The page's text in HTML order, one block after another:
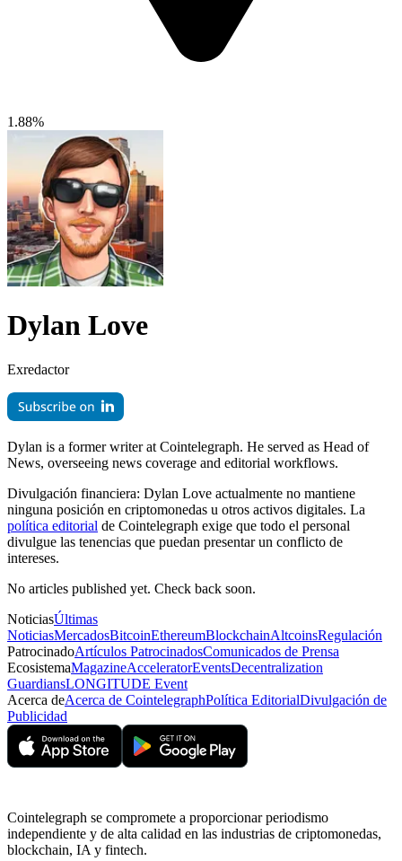
1.88%
Dylan Love
Exredactor
Dylan is a former writer at Cointelegraph. He served as Head of
News, overseeing news coverage and editorial workflows.
Divulgación financiera: Dylan Love actualmente no mantiene
ninguna posición en criptomonedas u otros activos digitales. La
política editorial de Cointelegraph exige que todo el personal
divulgue las tenencias que puedan presentar un conflicto de
intereses.
No articles published yet. Check back soon.
NoticiasÚltimas
NoticiasMercadosBitcoinEthereumBlockchainAltcoinsRegulación
PatrocinadoArtículos PatrocinadosComunicados de Prensa
EcosistemaMagazineAcceleratorEventsDecentralization
GuardiansLONGITUDE Event
Acerca deAcerca de CointelegraphPolítica EditorialDivulgación de
Publicidad
Cointelegraph se compromete a proporcionar periodismo
independiente y de alta calidad en las industrias de criptomonedas,
blockchain, IA y fintech.